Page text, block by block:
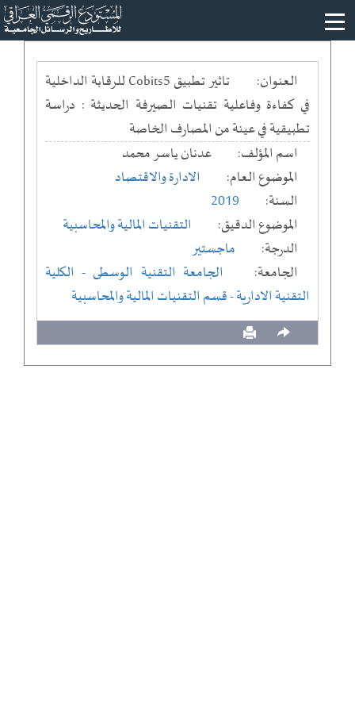
العنوان:
تاثير تطبيق Cobits5 للرقابة الداخلية
في كفاءة وفاعلية تقنيات الصيرفة الحديثة : دراسة
تطبيقية في عينة من المصارف الخاصة
اسم المؤلف:
عدنان ياسر محمد
الموضوع العام:
الادارة والاقتصاد
السنة:
2019
الموضوع الدقيق:
التقنيات المالية والمحاسبية
الدرجة:
ماجستير
الجامعة:
الجامعة التقنية الوسطى - الكلية
التقنية الادارية- قسم التقنيات المالية والمحاسبية